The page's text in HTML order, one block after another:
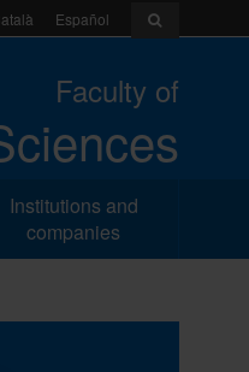
Español
Faculty of
Institutions and
companies